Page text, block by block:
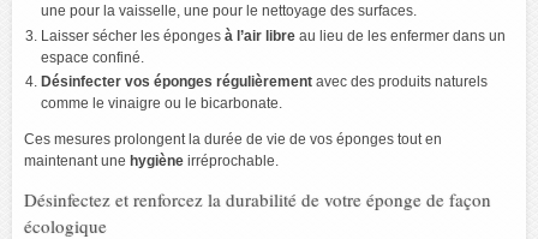
une pour la vaisselle, une pour le nettoyage des surfaces.
Laisser sécher les épongesà l’air libre au lieu de les enfermer dans un
espace confiné.
Désinfecter vos éponges régulièrement avec des produits naturels
comme le vinaigre ou le bicarbonate.
Ces mesures prolongent la durée de vie de vos éponges tout en
maintenant une hygiène irréprochable.
Désinfectez et renforcez la durabilité de votre éponge de façon
écologique